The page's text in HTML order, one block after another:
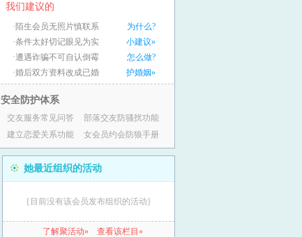
我们建议的
·陌生会员无照片慎联系
为什么?
·条件太好切记眼见为实
小建议»
·遭遇诈骗不可自认倒霉
怎么做?
·婚后双方资料改成已婚
护婚姻»
安全防护体系
交友服务常见问答
部落交友防骚扰功能
建立恋爱关系功能
女会员约会防狼手册
她最近组织的活动
{目前没有该会员发布组织的活动}
了解聚活动» 查看该栏目»